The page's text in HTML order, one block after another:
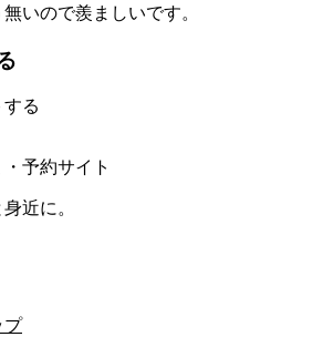
いので羨ましいです。
る
予約サイト
近に。
プ